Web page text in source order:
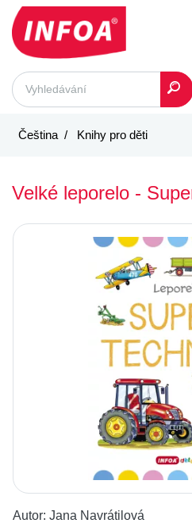
Čeština Knihy pro děti
Velké leporelo -
Autor: Jana Navrátilová